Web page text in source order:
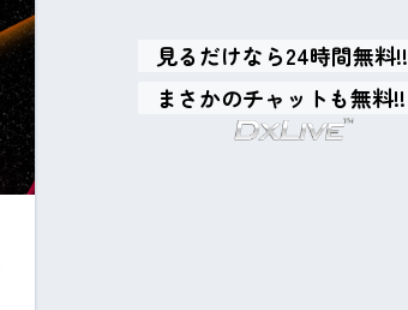
見るだけなら24時間無料!!
まさかのチャットも無料!!